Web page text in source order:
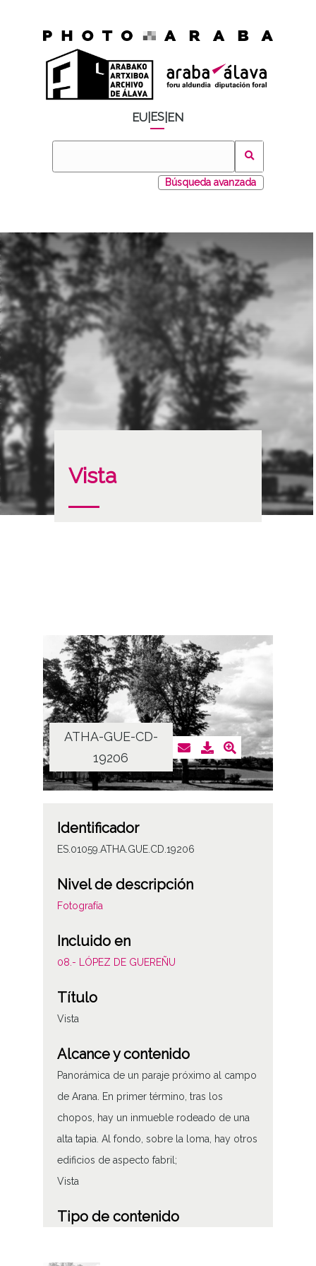
EU ES EN
Búsqueda avanzada
Vista
ATHA-GUE-CD-
19206
Identificador
ES.01059.ATHA.GUE.CD.19206
Nivel de descripción
Fotografía
Incluido en
08.- LÓPEZ DE GUEREÑU
Título
Vista
Alcance y contenido
Panorámica de un paraje próximo al campo
de Arana. En primer término, tras los
chopos, hay un inmueble rodeado de una
alta tapia. Al fondo, sobre la loma, hay otros
edificios de aspecto fabril;
Vista
Tipo de contenido